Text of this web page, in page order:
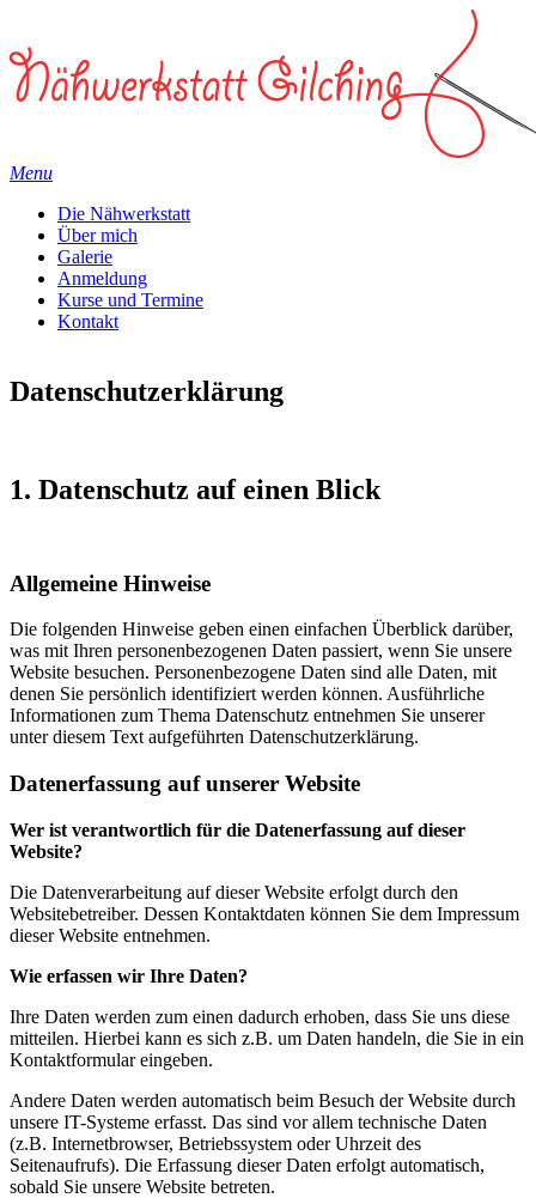
Menu
Die Nähwerkstatt
Über mich
Galerie
Anmeldung
Kurse und Termine
Kontakt
Datenschutzerklärung
1. Datenschutz auf einen Blick
Allgemeine Hinweise
Die folgenden Hinweise geben einen einfachen Überblick darüber,
was mit Ihren personenbezogenen Daten passiert, wenn Sie unsere
Website besuchen. Personenbezogene Daten sind alle Daten, mit
denen Sie persönlich identifiziert werden können. Ausführliche
Informationen zum Thema Datenschutz entnehmen Sie unserer
unter diesem Text aufgeführten Datenschutzerklärung.
Datenerfassung auf unserer Website
Wer ist verantwortlich für die Datenerfassung auf dieser
Website?
Die Datenverarbeitung auf dieser Website erfolgt durch den
Websitebetreiber. Dessen Kontaktdaten können Sie dem Impressum
dieser Website entnehmen.
Wie erfassen wir Ihre Daten?
Ihre Daten werden zum einen dadurch erhoben, dass Sie uns diese
mitteilen. Hierbei kann es sich z.B. um Daten handeln, die Sie in ein
Kontaktformular eingeben.
Andere Daten werden automatisch beim Besuch der Website durch
unsere IT-Systeme erfasst. Das sind vor allem technische Daten
(z.B. Internetbrowser, Betriebssystem oder Uhrzeit des
Seitenaufrufs). Die Erfassung dieser Daten erfolgt automatisch,
sobald Sie unsere Website betreten.